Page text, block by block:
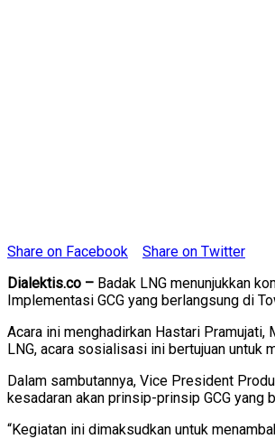
Share on Facebook
Share on Twitter
Dialektis.co – Badak LNG menunjukkan
Implementasi GCG yang berlangsung di
Acara ini menghadirkan Hastari Pramujati,
LNG, acara sosialisasi ini bertujuan untuk
Dalam sambutannya, Vice President
kesadaran akan prinsip-prinsip GCG yang
“Kegiatan ini dimaksudkan untuk